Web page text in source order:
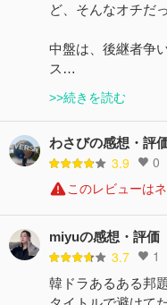
ど、そんなオチだ
中盤は、後継者争
ス…
>>続きを読む
わさびの感想・評
3.9 0
このレビューは
miyuの感想・評価
3.7 1
韓ドラあるある邦